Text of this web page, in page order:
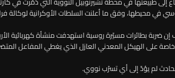
في محيطها، وفق ما أعلنت السلطات الأوكرانية لوكالة
ضربة بطائرات مسيّرة روسية استهدفت منشأة كهربائية
على الهيكل المعدني العازل الذي يغطي المفاعل
لم يؤدّ إلى أي تسرّب نووي.